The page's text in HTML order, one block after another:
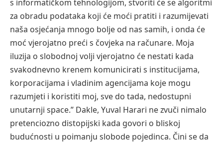
s informatičkom tehnologijom, stvoriti će se algoritmi
za obradu podataka koji će moći pratiti i razumijevati
naša osjećanja mnogo bolje od nas samih, i onda će
moć vjerojatno preći s čovjeka na računare. Moja
iluzija o slobodnoj volji vjerojatno će nestati kada
svakodnevno krenem komunicirati s institucijama,
korporacijama i vladinim agencijama koje mogu
razumjeti i koristiti moj, sve do tada, nedostupni
unutarnji space.” Dakle, Yuval Harari ne zvuči nimalo
pretenciozno distopijski kada govori o bliskoj
budućnosti u poimanju slobode pojedinca. Čini se da